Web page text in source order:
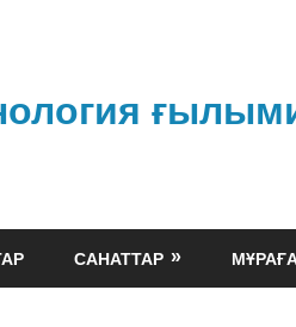
САНАТТАР